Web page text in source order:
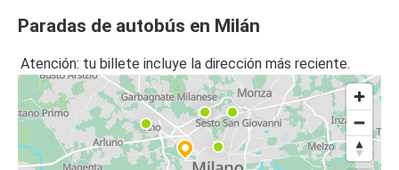
Paradas de autobús en Milán
Atención: tu billete incluye la dirección más reciente.